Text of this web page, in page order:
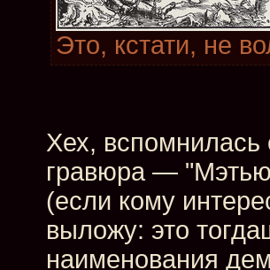
Это, кстати, не
Хех, вспомнилась
гравюра —
(если кому
выложу: это
наименования